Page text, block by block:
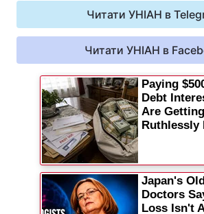
Архів
Контакти
ПОСЛУГИ
Реклама на сайті
Моніторинг
Читати УНІАН в
Читати УНІАН в